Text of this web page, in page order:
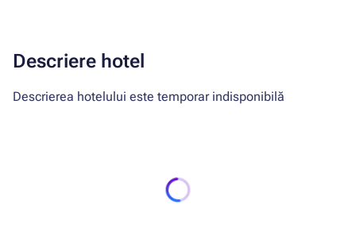
Descriere hotel
Descrierea hotelului este temporar indisponibilă